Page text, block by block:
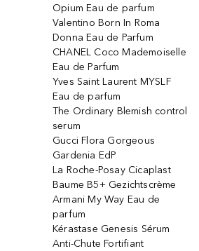
Opium Eau de parfum
Valentino Born In Roma
Donna Eau de Parfum
CHANEL Coco Mademoiselle
Eau de Parfum
Yves Saint Laurent MYSLF
Eau de parfum
The Ordinary Blemish control
serum
Gucci Flora Gorgeous
Gardenia EdP
La Roche-Posay Cicaplast
Baume B5+ Gezichtscrème
Armani My Way Eau de
parfum
Kérastase Genesis Sérum
Anti-Chute Fortifiant